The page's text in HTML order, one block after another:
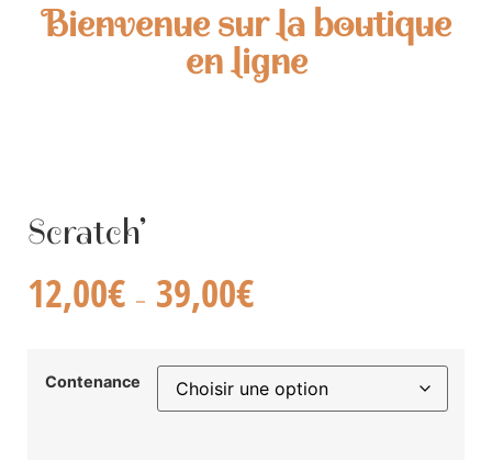
Bienvenue sur la boutique
en ligne
Scratch’
12,00€ – 39,00€
Contenance